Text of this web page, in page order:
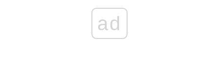
ad